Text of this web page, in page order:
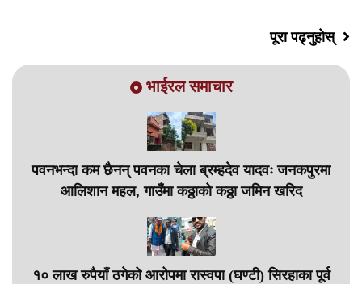
पूरा पढ्नुहोस्
भाईरल समाचार
पवनभन्दा कम छैनन् पवनका चेला ब्रम्हदेव यादवः जनकपुरमा
आलिशान महल, गाउँमा कठ्ठाको कठ्ठा जमिन खरिद
१० लाख रुपैयाँ ठगेको आरोपमा रास्वपा (घण्टी) सिरहाका पूर्व